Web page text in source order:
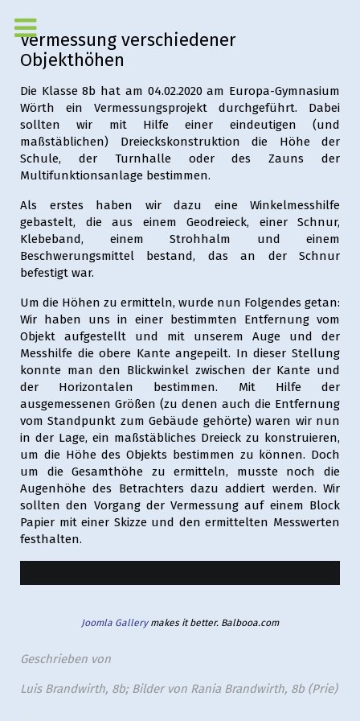
Vermessung verschiedener
Objekthöhen
Die Klasse 8b hat am 04.02.2020 am Europa-Gymnasium
Wörth ein Vermessungsprojekt durchgeführt. Dabei
sollten wir mit Hilfe einer eindeutigen (und
maßstäblichen) Dreieckskonstruktion die Höhe der
Schule, der Turnhalle oder des Zauns der
Multifunktionsanlage bestimmen.
Als erstes haben wir dazu eine Winkelmesshilfe
gebastelt, die aus einem Geodreieck, einer Schnur,
Klebeband, einem Strohhalm und einem
Beschwerungsmittel bestand, das an der Schnur
befestigt war.
Um die Höhen zu ermitteln, wurde nun Folgendes getan:
Wir haben uns in einer bestimmten Entfernung vom
Objekt aufgestellt und mit unserem Auge und der
Messhilfe die obere Kante angepeilt. In dieser Stellung
konnte man den Blickwinkel zwischen der Kante und
der Horizontalen bestimmen. Mit Hilfe der
ausgemessenen Größen (zu denen auch die Entfernung
vom Standpunkt zum Gebäude gehörte) waren wir nun
in der Lage, ein maßstäbliches Dreieck zu konstruieren,
um die Höhe des Objekts bestimmen zu können. Doch
um die Gesamthöhe zu ermitteln, musste noch die
Augenhöhe des Betrachters dazu addiert werden. Wir
sollten den Vorgang der Vermessung auf einem Block
Papier mit einer Skizze und den ermittelten Messwerten
festhalten.
Joomla Gallerymakes it better. Balbooa.com
Geschrieben von
Luis Brandwirth, 8b; Bilder von Rania Brandwirth, 8b (Prie)